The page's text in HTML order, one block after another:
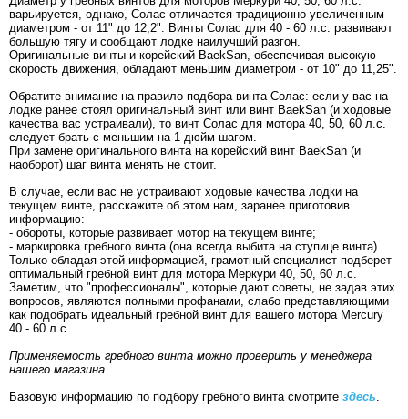
варьируется, однако, Солас отличается традиционно увеличенным
диаметром - от 11" до 12,2". Винты Солас для 40 - 60 л.с. развивают
большую тягу и сообщают лодке наилучший разгон.
Оригинальные винты и корейский BaekSan, обеспечивая высокую
скорость движения, обладают меньшим диаметром - от 10" до 11,25".
Обратите внимание на правило подбора винта Солас: если у вас на
лодке ранее стоял оригинальный винт или винт BaekSan (и ходовые
качества вас устраивали), то винт Солас для мотора 40, 50, 60 л.с.
следует брать с меньшим на 1 дюйм шагом.
При замене оригинального винта на корейский винт BaekSan (и
наоборот) шаг винта менять не стоит.
В случае, если вас не устраивают ходовые качества лодки на
текущем винте, расскажите об этом нам, заранее приготовив
информацию:
- обороты, которые развивает мотор на текущем винте;
- маркировка гребного винта (она всегда выбита на ступице винта).
Только обладая этой информацией, грамотный специалист подберет
оптимальный гребной винт для мотора Меркури 40, 50, 60 л.с.
Заметим, что "профессионалы", которые дают советы, не задав этих
вопросов, являются полными профанами, слабо представляющими
как подобрать идеальный гребной винт для вашего мотора Mercury
40 - 60 л.с.
Применяемость гребного винта можно проверить у менеджера
нашего магазина.
Базовую информацию по подбору гребного винта смотрите здесь.